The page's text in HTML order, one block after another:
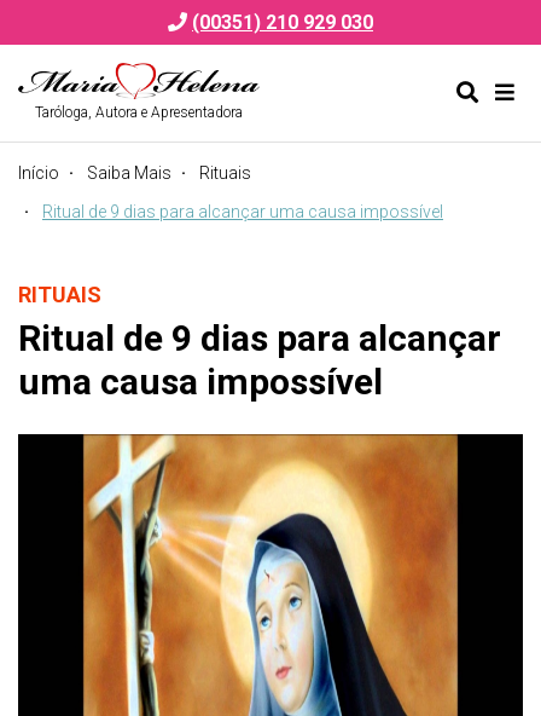
(00351) 210 929 030
Taróloga, Autora e Apresentadora
Início Saiba Mais
Rituais
Ritual de 9 dias para alcançar uma causa impossível
RITUAIS
Ritual de 9 dias para alcançar
uma causa impossível